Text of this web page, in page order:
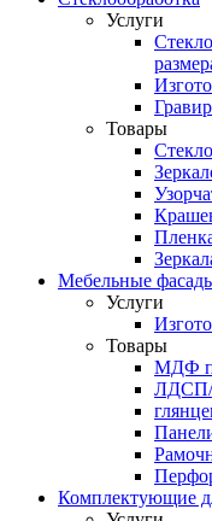
Услуги
Товары
Стекло
Мебельные
Услуги
Товары
МДФ
Комплектующие